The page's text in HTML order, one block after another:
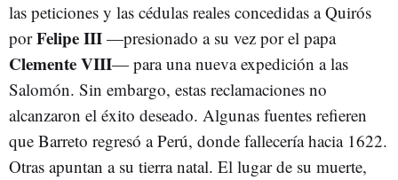
las peticiones y las cédulas reales concedidas a Quirós
porFelipe III —presionado a su vez por el papa
Clemente VIII— para una nueva expedición a las
Salomón. Sin embargo, estas reclamaciones no
alcanzaron el éxito deseado. Algunas fuentes refieren
que Barreto regresó a Perú, donde fallecería hacia 1622.
Otras apuntan a su tierra natal. El lugar de su muerte,